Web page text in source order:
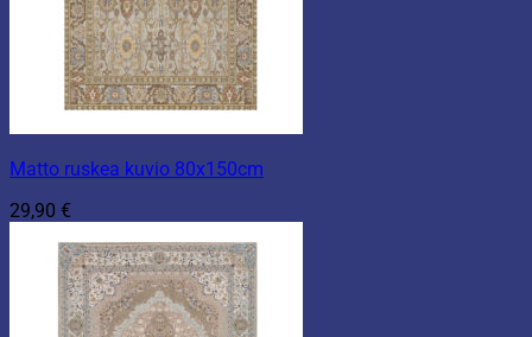
Matto ruskea kuvio 80x150cm
29,90 €